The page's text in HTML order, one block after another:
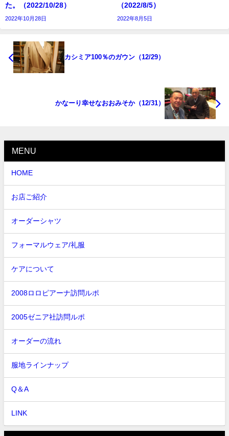
た。（2022/10/28）
2022年10月28日
（2022/8/5）
2022年8月5日
カシミア100％のガウン（12/29）
かなーり幸せなおおみそか（12/31）
MENU
HOME
お店ご紹介
オーダーシャツ
フォーマルウェア/礼服
ケアについて
2008ロロピアーナ訪問ルポ
2005ゼニア社訪問ルポ
オーダーの流れ
服地ラインナップ
Q＆A
LINK